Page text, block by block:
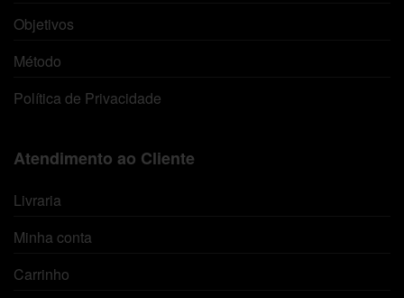
Objetivos
Método
Política de Privacidade
Atendimento ao Cliente
Livraria
Minha conta
Carrinho